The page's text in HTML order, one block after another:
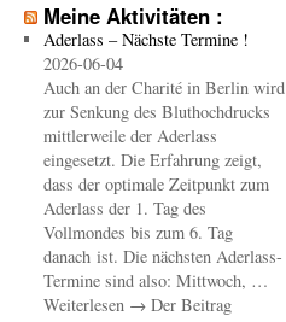
Meine Aktivitäten :
Aderlass – Nächste Termine !
2026-06-04
Auch an der Charité in Berlin wird
zur Senkung des Bluthochdrucks
mittlerweile der Aderlass
eingesetzt. Die Erfahrung zeigt,
dass der optimale Zeitpunkt zum
Aderlass der 1. Tag des
Vollmondes bis zum 6. Tag
danach ist. Die nächsten Aderlass-
Termine sind also: Mittwoch, …
Weiterlesen → Der Beitrag